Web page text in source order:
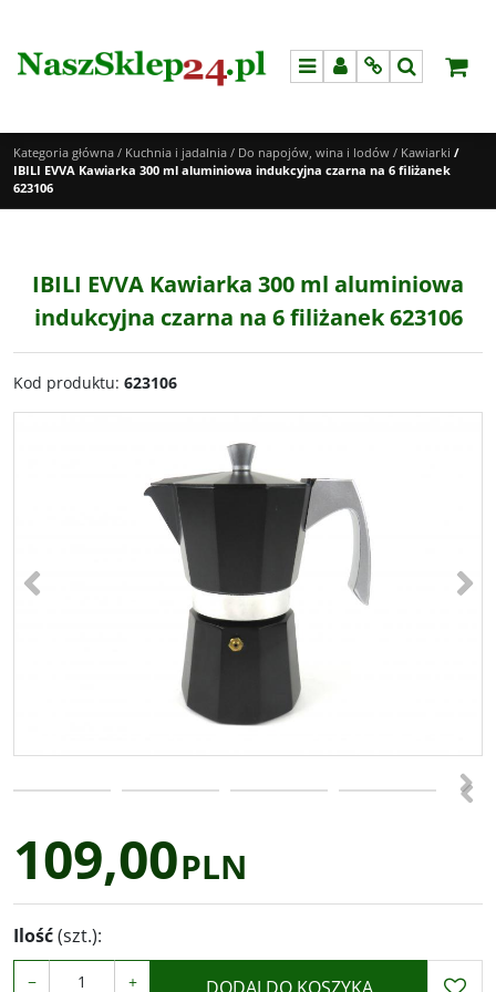
MenuPanelInfoSzukaj
Kategoria główna / Kuchnia i jadalnia / Do napojów, wina i lodów / Kawiarki /
IBILI EVVA Kawiarka 300 ml aluminiowa indukcyjna czarna na 6 filiżanek
623106
IBILI EVVA Kawiarka 300 ml aluminiowa
indukcyjna czarna na 6 filiżanek 623106
Kod produktu: 623106
<
<
109,00PLN
Ilość(szt.):
− + DODAJ DO KOSZYKA